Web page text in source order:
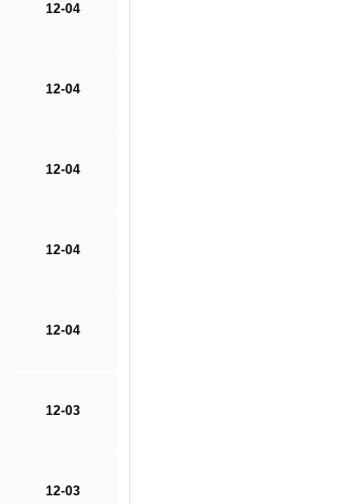
12-04
12-04
12-04
12-04
12-04
12-03
12-03